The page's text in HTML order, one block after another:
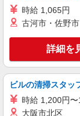
時給 1,065円
古河市・佐野
詳細を
ビルの清掃スタッ
時給 1,200円〜
大阪市北区